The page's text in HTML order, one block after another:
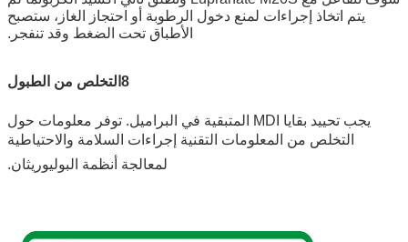
يتم اتخاذ إجراءات لمنع دخول الرطوبة أو احتجاز الغاز، ستصبح
الأطباق تحت الضغط وقد تنفجر.
8التخلص من الطبول
يجب تحييد بقايا MDI المتبقية في البراميل. توفر معلومات حول
التخلص من المعلومات التقنية إجراءات السلامة والاحتياطية
لمعالجة أنظمة البوليوريثان.